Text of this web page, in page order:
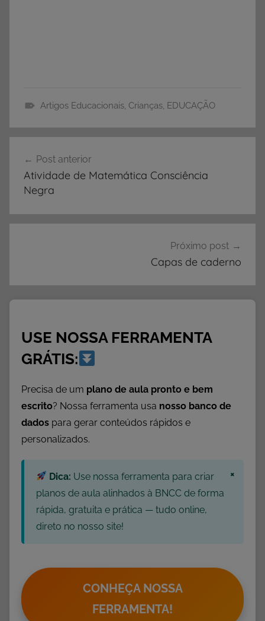
r
g
s
o
n
a
i
C
r
i
a
s
Artigos Educacionais, Crianças, EDUCAÇÃO
de
Post
Post anterior
Atividade de Matemática Consciência
Negra
Próximo post
Capas de caderno
USE NOSSA FERRAMENTA
GRÁTIS:
Precisa de um plano de aula pronto e bem
escrito? Nossa ferramenta usa nosso banco de
dados para gerar conteúdos rápidos e
personalizados.
Dica: Use nossa ferramenta para criar
planos de aula alinhados à BNCC de forma
rápida, gratuita e prática — tudo online,
direto no nosso site!
×
CONHEÇA NOSSA
FERRAMENTA!